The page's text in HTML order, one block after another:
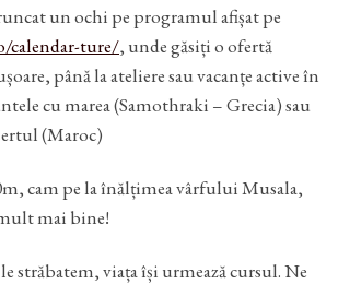
un ochi pe programul afișat pe
calendar-ture/, unde găsiți o ofertă
până la ateliere sau vacanțe active în
cu marea (Samothraki – Grecia) sau
(Maroc)
cam pe la înălțimea vârfului Musala,
mai bine!
străbatem, viața își urmează cursul. Ne